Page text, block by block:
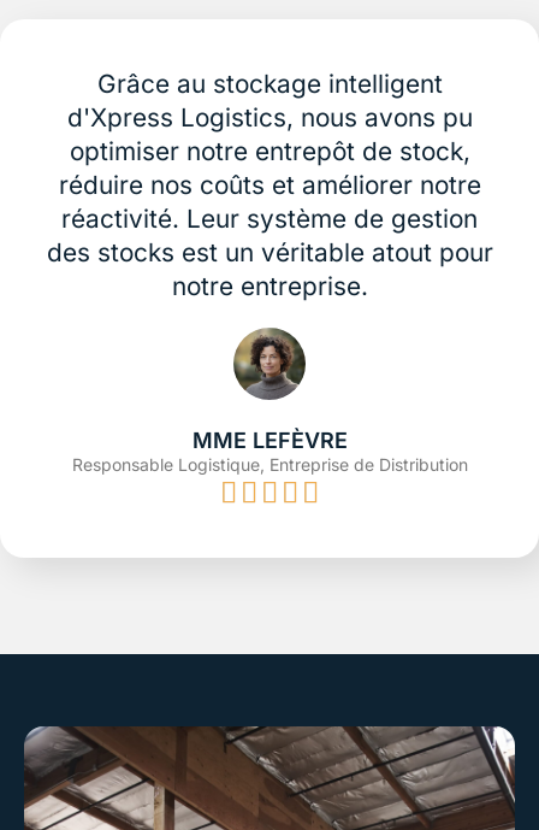
Grâce au stockage intelligent
d'Xpress Logistics, nous avons pu
optimiser notre entrepôt de stock,
réduire nos coûts et améliorer notre
réactivité. Leur système de gestion
des stocks est un véritable atout pour
notre entreprise.
MME LEFÈVRE
Responsable Logistique, Entreprise de Distribution
    